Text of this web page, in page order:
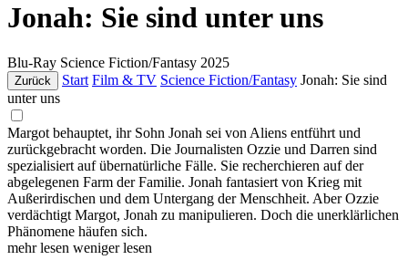
Jonah: Sie sind unter uns
Blu-Ray Science Fiction/Fantasy 2025
Zurück Start Film & TV Science Fiction/Fantasy Jonah: Sie sind
unter uns
Margot behauptet, ihr Sohn Jonah sei von Aliens entführt und
zurückgebracht worden. Die Journalisten Ozzie und Darren sind
spezialisiert auf übernatürliche Fälle. Sie recherchieren auf der
abgelegenen Farm der Familie. Jonah fantasiert von Krieg mit
Außerirdischen und dem Untergang der Menschheit. Aber Ozzie
verdächtigt Margot, Jonah zu manipulieren. Doch die unerklärlichen
Phänomene häufen sich.
mehr lesen weniger lesen